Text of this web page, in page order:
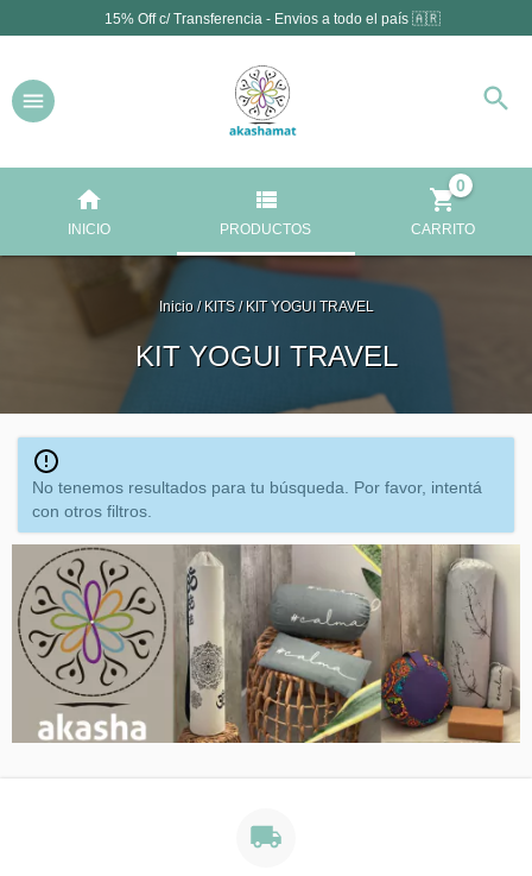
15% Off c/ Transferencia - Envios a todo el país 🇦🇷
INICIO PRODUCTOS CARRITO
0
Inicio / KITS / KIT YOGUI TRAVEL
KIT YOGUI TRAVEL
No tenemos resultados para tu búsqueda. Por favor, intentá
con otros filtros.